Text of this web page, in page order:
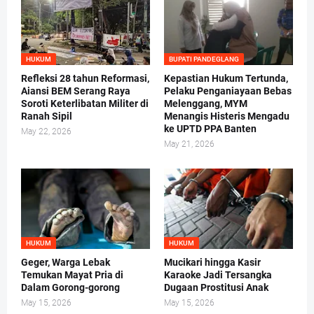
HUKUM
Refleksi 28 tahun Reformasi,
Aiansi BEM Serang Raya
Soroti Keterlibatan Militer di
Ranah Sipil
May 22, 2026
BUPATI PANDEGLANG
Kepastian Hukum Tertunda,
Pelaku Penganiayaan Bebas
Melenggang, MYM
Menangis Histeris Mengadu
ke UPTD PPA Banten
May 21, 2026
HUKUM
Geger, Warga Lebak
Temukan Mayat Pria di
Dalam Gorong-gorong
May 15, 2026
HUKUM
Mucikari hingga Kasir
Karaoke Jadi Tersangka
Dugaan Prostitusi Anak
May 15, 2026